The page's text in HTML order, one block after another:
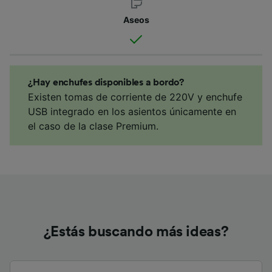
Aseos
¿Hay enchufes disponibles a bordo?
Existen tomas de corriente de 220V y enchufe
USB integrado en los asientos únicamente en
el caso de la clase Premium.
¿Estás buscando más ideas?